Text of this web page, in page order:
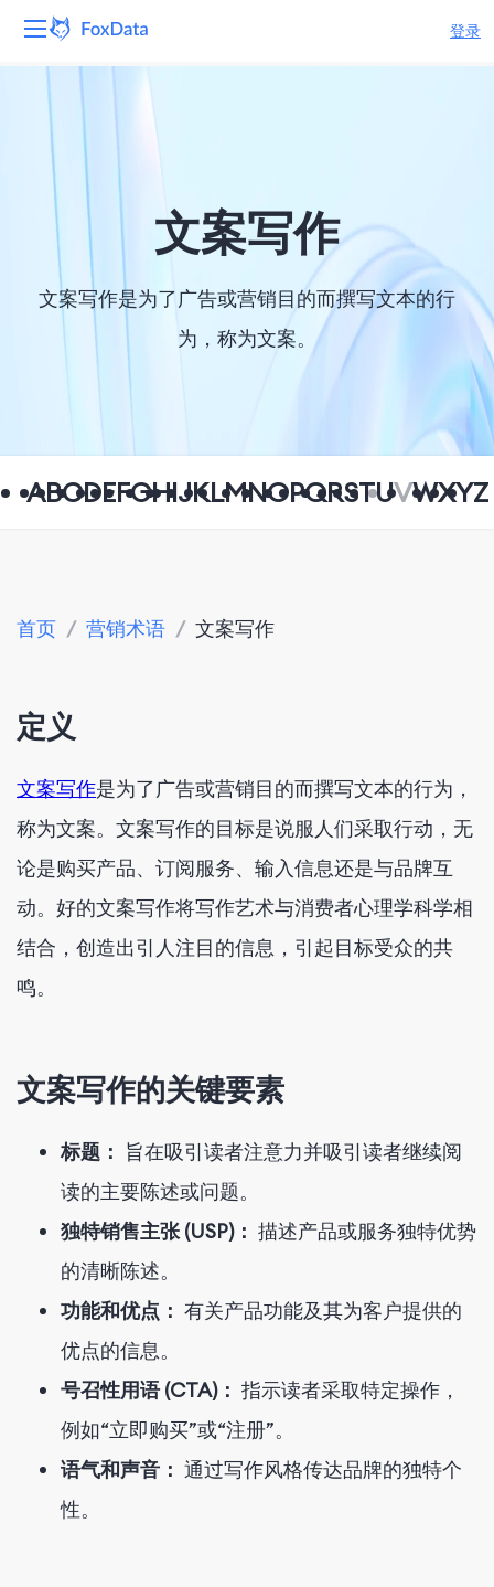
登录
产品
解决方案 文案写作
文案写作是为了广告或营销目的而撰写文本的行
为，称为文案。
ABCDEFGHIJKLMNOPQRSTUVWXYZ
首页 / 营销术语 / 文案写作
定义
文案写作是为了广告或营销目的而撰写文本的行为，
称为文案。文案写作的目标是说服人们采取行动，无
论是购买产品、订阅服务、输入信息还是与品牌互
动。好的文案写作将写作艺术与消费者心理学科学相
结合，创造出引人注目的信息，引起目标受众的共
鸣。
文案写作的关键要素
标题： 旨在吸引读者注意力并吸引读者继续阅
读的主要陈述或问题。
独特销售主张 (USP)： 描述产品或服务独特优势
的清晰陈述。
功能和优点： 有关产品功能及其为客户提供的
优点的信息。
号召性用语 (CTA)： 指示读者采取特定操作，
例如“立即购买”或“注册”。
语气和声音： 通过写作风格传达品牌的独特个
性。